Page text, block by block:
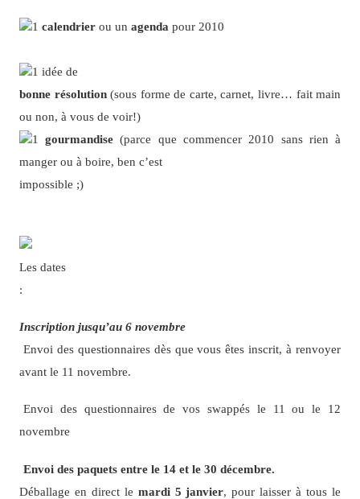
1 calendrierou un agenda pour 2010
1 idée de
bonne résolution(sous forme de carte, carnet, livre… fait main
ou non, à vous de voir!)
1gourmandise (parce que commencer 2010 sans rien à
manger ou à boire, ben c’est
impossible ;)
Les dates
:
Inscription jusqu’au 6 novembre
Envoi des questionnaires dès que vous êtes inscrit, à renvoyer
avant le 11 novembre.
Envoi des questionnaires de vos swappés le 11 ou le 12
novembre
Envoi des paquets entre le 14 et le 30 décembre.
Déballage en direct le mardi 5 janvier, pour laisser à tous le